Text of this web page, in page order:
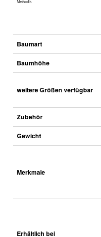
Methodik
Baumart
Baumhöhe
weitere Größen verfügbar
Zubehör
Gewicht
Merkmale
Erhältlich bei